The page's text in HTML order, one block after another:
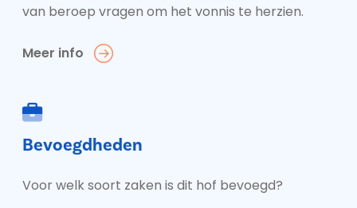
van beroep vragen om het vonnis te herzien.
Meer info
Bevoegdheden
Voor welk soort zaken is dit hof bevoegd?